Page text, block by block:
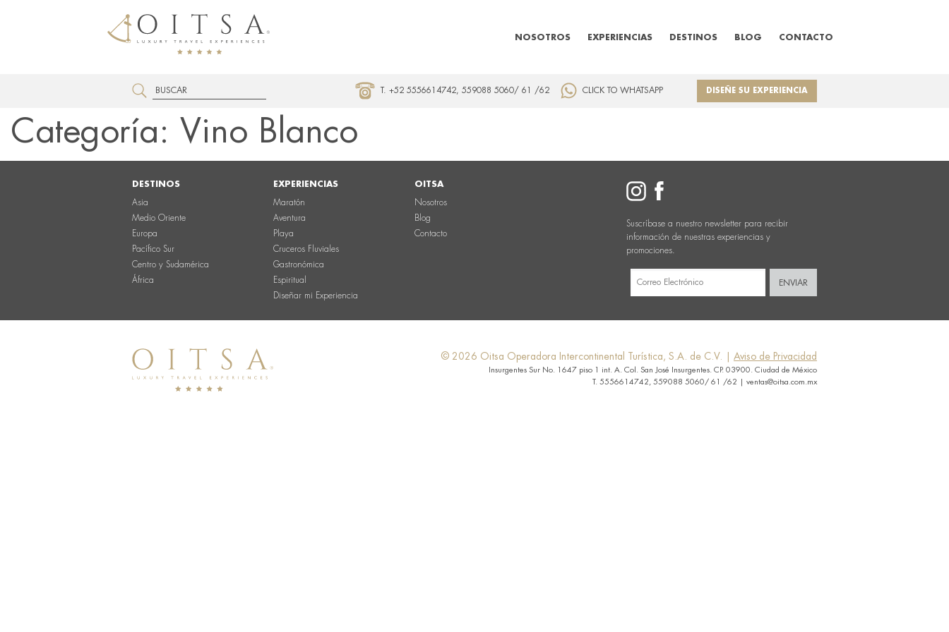
NOSOTROS EXPERIENCIAS DESTINOS BLOG CONTACTO
T. +52 5556614742, 559088 5060/ 61 /62 CLICK TO WHATSAPP DISEÑE SU EXPERIENCIA
Categoría: Vino Blanco
DESTINOS
Asia
Medio Oriente
Europa
Pacífico Sur
Centro y Sudamérica
África
EXPERIENCIAS
Maratón
Aventura
Playa
Cruceros Fluviales
Gastronómica
Espiritual
Diseñar mi Experiencia
OITSA
Nosotros
Blog
Contacto
Suscríbase a nuestro newsletter para recibir
información de nuestras experiencias y
promociones.
© 2026 Oitsa Operadora Intercontinental Turística, S.A. de C.V. | Aviso de Privacidad
Insurgentes Sur No. 1647 piso 1 int. A. Col. San José Insurgentes. CP. 03900. Ciudad de México
T. 5556614742, 559088 5060/ 61 /62 | ventas@oitsa.com.mx